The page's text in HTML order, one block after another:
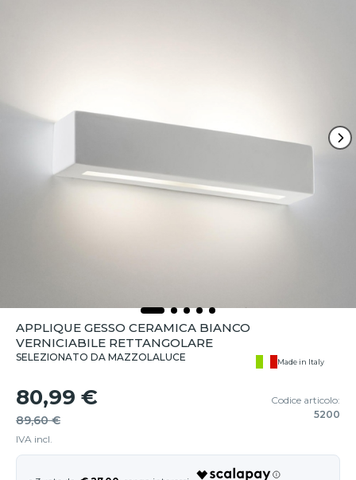
APPLIQUE GESSO CERAMICA BIANCO
VERNICIABILE RETTANGOLARE
SELEZIONATO DA MAZZOLALUCE Made in Italy
80,99 €
89,60 €
IVA incl.
Codice articolo:
5200